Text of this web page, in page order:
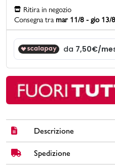
contatti
pcard
Gift card
Ritira in negozio
Consegna tra mar 11/8 - gio 13/8
Descrizione
La Caven 2.0 reinterpreta in
scarpa da basket degli anni
Spedizione